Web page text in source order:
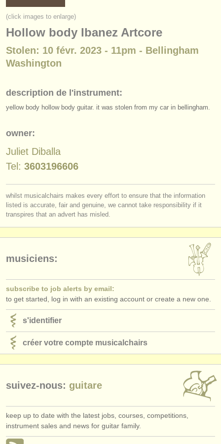
instruments à vendre
instruments volés
annuaires:
orchestres et l'opéra
conservatoires
orchestres de jeunes
contactez nous
actualités musique classique
éditeurs:
ATSfaq
s'identifier
(click images to enlarge)
Hollow body Ibanez Artcore
Stolen: 10 févr. 2023 - 11pm - Bellingham
Washington
description de l'instrument:
yellow body hollow body guitar. it was stolen from my car in bellingham.
owner:
Juliet Diballa
Tel: 3603196606
whilst musicalchairs makes every effort to ensure that the information
listed is accurate, fair and genuine, we cannot take responsibility if it
transpires that an advert has misled.
musiciens:
subscribe to job alerts by email:
to get started, log in with an existing account or create a new one.
s'identifier
créer votre compte musicalchairs
suivez-nous: guitare
keep up to date with the latest jobs, courses, competitions,
instrument sales and news for guitar family.